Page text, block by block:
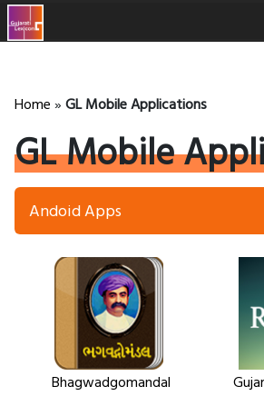
Home » GL Mobile Applications
GL Mobile
Andoid Apps
Bhagwadgomandal